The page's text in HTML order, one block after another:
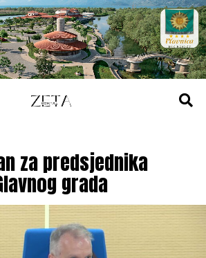
za predsjednika
grada